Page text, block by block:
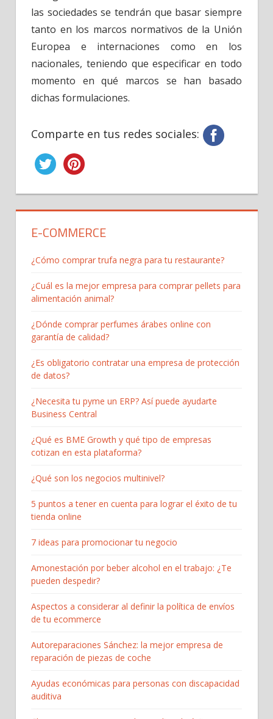
las sociedades se tendrán que basar siempre
tanto en los marcos normativos de la Unión
Europea e internaciones como en los
nacionales, teniendo que especificar en todo
momento en qué marcos se han basado
dichas formulaciones.
Comparte en tus redes sociales:
E-COMMERCE
¿Cómo comprar trufa negra para tu restaurante?
¿Cuál es la mejor empresa para comprar pellets para
alimentación animal?
¿Dónde comprar perfumes árabes online con
garantía de calidad?
¿Es obligatorio contratar una empresa de protección
de datos?
¿Necesita tu pyme un ERP? Así puede ayudarte
Business Central
¿Qué es BME Growth y qué tipo de empresas
cotizan en esta plataforma?
¿Qué son los negocios multinivel?
5 puntos a tener en cuenta para lograr el éxito de tu
tienda online
7 ideas para promocionar tu negocio
Amonestación por beber alcohol en el trabajo: ¿Te
pueden despedir?
Aspectos a considerar al definir la política de envíos
de tu ecommerce
Autoreparaciones Sánchez: la mejor empresa de
reparación de piezas de coche
Ayudas económicas para personas con discapacidad
auditiva